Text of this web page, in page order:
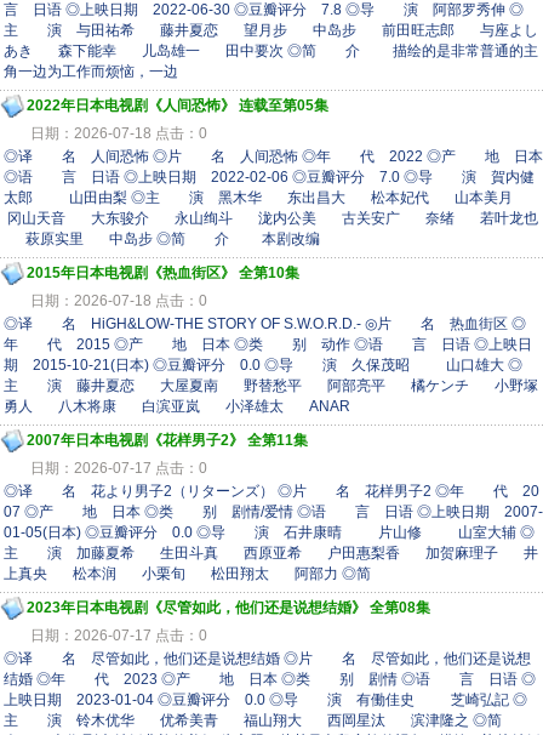
言 日语 ◎上映日期 2022-06-30 ◎豆瓣评分 7.8 ◎导 演 阿部罗秀伸 ◎
主 演 与田祐希 藤井夏恋 望月步 中岛步 前田旺志郎 与座よし
あき 森下能幸 儿岛雄一 田中要次 ◎简 介 描绘的是非常普通的主
角一边为工作而烦恼，一边
2022年日本电视剧《人间恐怖》 连载至第05集
日期：2026-07-18 点击：0
◎译 名 人间恐怖 ◎片 名 人间恐怖 ◎年 代 2022 ◎产 地 日本
◎语 言 日语 ◎上映日期 2022-02-06 ◎豆瓣评分 7.0 ◎导 演 賀内健
太郎 山田由梨 ◎主 演 黑木华 东出昌大 松本妃代 山本美月
冈山天音 大东骏介 永山绚斗 泷内公美 古关安广 奈绪 若叶龙也
萩原实里 中岛步 ◎简 介 本剧改编
2015年日本电视剧《热血街区》 全第10集
日期：2026-07-18 点击：0
◎译 名 HiGH&LOW-THE STORY OF S.W.O.R.D.- ◎片 名 热血街区 ◎
年 代 2015 ◎产 地 日本 ◎类 别 动作 ◎语 言 日语 ◎上映日
期 2015-10-21(日本) ◎豆瓣评分 0.0 ◎导 演 久保茂昭 山口雄大 ◎
主 演 藤井夏恋 大屋夏南 野替愁平 阿部亮平 橘ケンチ 小野塚
勇人 八木将康 白滨亚岚 小泽雄太 ANAR
2007年日本电视剧《花样男子2》 全第11集
日期：2026-07-17 点击：0
◎译 名 花より男子2（リターンズ） ◎片 名 花样男子2 ◎年 代 20
07 ◎产 地 日本 ◎类 别 剧情/爱情 ◎语 言 日语 ◎上映日期 2007-
01-05(日本) ◎豆瓣评分 0.0 ◎导 演 石井康晴 片山修 山室大辅 ◎
主 演 加藤夏希 生田斗真 西原亚希 户田惠梨香 加贺麻理子 井
上真央 松本润 小栗旬 松田翔太 阿部力 ◎简
2023年日本电视剧《尽管如此，他们还是说想结婚》 全第08集
日期：2026-07-17 点击：0
◎译 名 尽管如此，他们还是说想结婚 ◎片 名 尽管如此，他们还是说想
结婚 ◎年 代 2023 ◎产 地 日本 ◎类 别 剧情 ◎语 言 日语 ◎
上映日期 2023-01-04 ◎豆瓣评分 0.0 ◎导 演 有働佳史 芝崎弘記 ◎
主 演 铃木优华 优希美青 福山翔大 西岡星汰 滨津隆之 ◎简